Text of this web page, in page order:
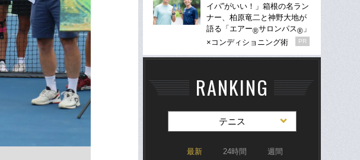
イパ”がいい！」箱根の名ラン
ナー、柏原竜二と神野大地が
語る「エアー®サロンパス® 」
×コンディショニング術
PR
RANKING
テニス
最新 24時間 週間